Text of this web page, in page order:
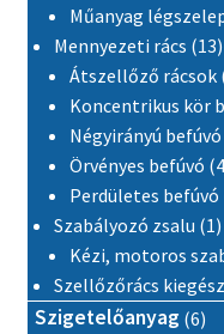
Műanyag
Mennyezeti rács 13
Átszellőző rácsok
Koncentrikus kör
Négyirányú befúvó
Örvényes befúvó 4
Perdületes befúvó
Szabályozó zsalu 1
Kézi, motoros
Szellőzőrács
Szigetelőanyag 66